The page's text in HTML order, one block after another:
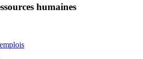
humaines